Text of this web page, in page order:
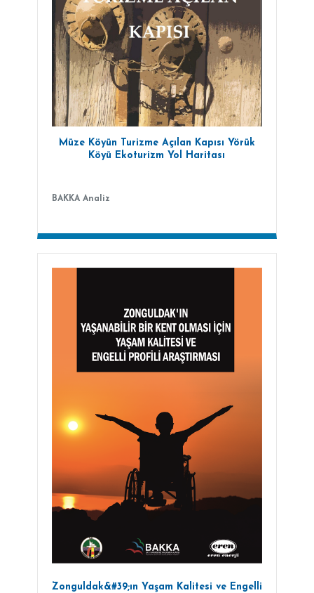
Müze Köyün Turizme Açılan Kapısı Yörük
Köyü Ekoturizm Yol Haritası
BAKKA Analiz
Zonguldak&#39;ın Yaşam Kalitesi ve Engelli